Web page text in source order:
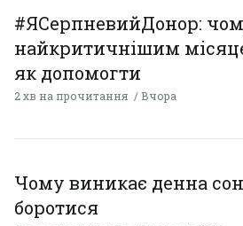
#ЯСерпневийДонор:
найкритичнішим
як допомогти
2 хв на прочитання Вчора
Чому виникає денна
боротися